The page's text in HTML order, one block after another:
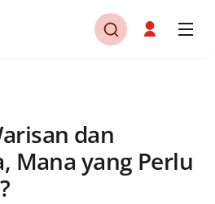
dan
Mana yang Perlu